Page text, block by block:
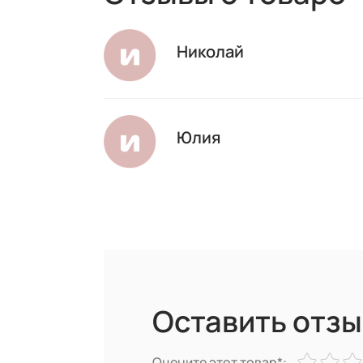
Николай
Юлия
Оставить